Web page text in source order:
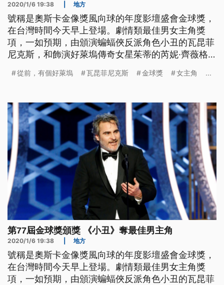
2020/1/6 19:38 地方
號稱是奧斯卡金像獎風向球的年度影壇盛會金球獎，
在台灣時間今天早上登場。劇情類最佳男女主角獎
項，一如預期，由頒演蝙蝠俠反派角色小丑的瓦昆菲
尼克斯，和飾演好萊塢傳奇女星茱蒂的芮妮·齊薇格
由李奧納多·狄卡皮歐和布萊德·彼特主演的《從前，
得了最佳外語片的殊榮，創下韓國影史首例。 眾星
雲集的第77屆金球獎頒獎典禮，在
從前，有個好萊塢 瓦昆菲尼克斯 金球獎 女主角 ...
第77屆金球獎頒獎 《小丑》奪最佳男主角
2020/1/6 19:38 地方
號稱是奧斯卡金像獎風向球的年度影壇盛會金球獎，
在台灣時間今天早上登場。劇情類最佳男女主角獎
項，一如預期，由頒演蝙蝠俠反派角色小丑的瓦昆菲